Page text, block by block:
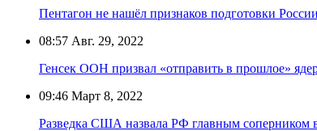
Пентагон не нашёл признаков подготовки
08:57 Авг. 29, 2022
Генсек ООН призвал «отправить в прошлое»
09:46 Март 8, 2022
Разведка США назвала РФ главным соперником